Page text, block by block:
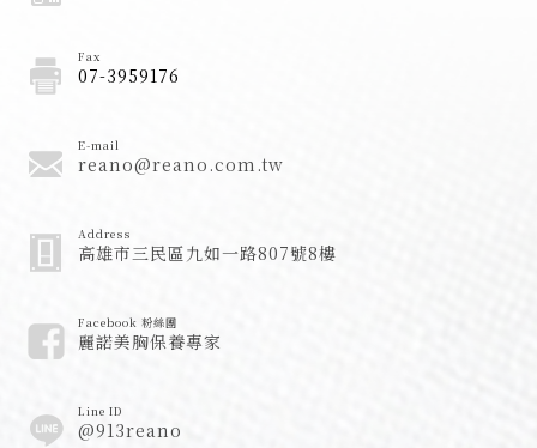
Fax
07-3959176
E-mail
reano@reano.com.tw
Address
高雄市三民區九如一路807號8樓
Facebook 粉絲團
麗諾美胸保養專家
Line ID
@913reano